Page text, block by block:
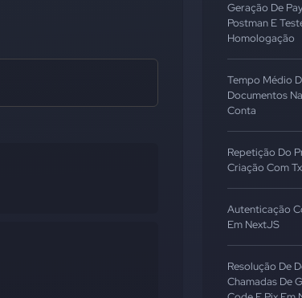
Geração De
Postman E
Homologação
Tempo Médio
Documentos
Conta
Repetição Do
Criação Com
Autenticação
Em NextJS
Resolução De
Chamadas De